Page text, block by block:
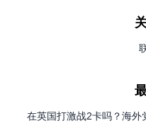
在英国打激战2卡吗？海外